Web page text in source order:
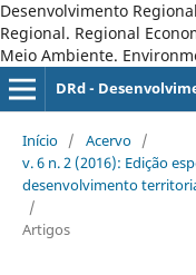
Desenvolvimento
Regional. Regional
Meio Ambiente.
DRd -
Início / Acervo /
v. 6 n. 2 (2016): Edição
desenvolvimento
/
Artigos